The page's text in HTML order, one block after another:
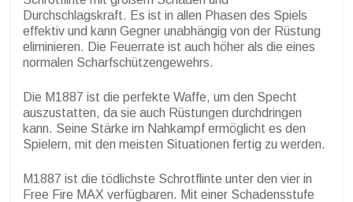
Durchschlagskraft. Es ist in allen Phasen des Spiels
effektiv und kann Gegner unabhängig von der Rüstung
eliminieren. Die Feuerrate ist auch höher als die eines
normalen Scharfschützengewehrs.
Die M1887 ist die perfekte Waffe, um den Specht
auszustatten, da sie auch Rüstungen durchdringen
kann. Seine Stärke im Nahkampf ermöglicht es den
Spielern, mit den meisten Situationen fertig zu werden.
M1887 ist die tödlichste Schrotflinte unter den vier in
Free Fire MAX verfügbaren. Mit einer Schadensstufe